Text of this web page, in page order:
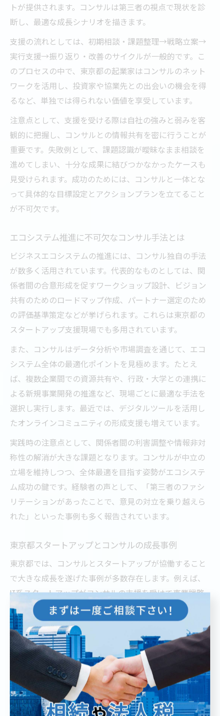
トが提供されます。コンサルは第三者の視点で現状を診
断し、最適な成長シナリオを描きます。
支援の流れとしては、初期相談・課題整理→戦略立案→
実行支援→振り返り・改善のサイクルが一般的です。こ
のプロセスの中で、東京都の起業家はコンサルのネット
ワークを活用し、投資家や協業先との出会いの機会を得
るなど、単独では得られない価値を享受しています。
注意点として、支援を受ける際は自社の強みと弱みを客
観的に把握し、コンサルとの情報共有を密に行うことが
重要です。失敗例として、課題認識が曖昧なまま相談を
進めてしまい、十分な成果に結びつかなかったケースも
見受けられます。成功のためには、コンサルと一体とな
って具体的な目標設定とアクションプランを立てること
が不可欠です。
エコシステム推進に不可欠なコンサル手法とは
ビジネスエコシステムの推進には、コンサル独自の手法
が数多く活用されています。代表的なものとしては、関
係者間の合意形成を促すワークショップ設計、ビジョン
共有のためのロードマップ作成、パートナー選定のため
の評価基準策定などが挙げられます。これらは東京都の
スタートアップ支援現場でも多用されています。
また、コンサルはデータ分析や市場調査を通じて、エコ
システム全体の最適化ポイントを見極めます。たとえ
ば、複数企業間での資源共有や、行政・大学との連携に
よる新規事業開発の推進など、現場ごとに最適な手法を
選択し実行します。最近では、デジタルツールを活用し
たオンラインコミュニティの形成支援も増えています。
実践時の注意点として、関係者間の利害調整や情報非対
称性の解消が大きな課題となります。コンサルが中立の
立場を維持しつつ、全体最適を目指す姿勢がエコシステ
ム成功の鍵です。経験者の声として、「第三者のファシ
リテーションがあったことで、意見の対立を乗り越えら
れた」といった事例も多く報告されています。
東京都スタートアップとコンサルの成長事例
東京都では、コンサルとスタートアップが協働すること
で大きな成長を遂げた事例が多数存在します。例えば、
IT系スタートアップがコンサルの支援を受けて事業戦略
を再構築し、資金調達や新市場進出に成功したケースが
あります。このような事例では、コンサルが事業計画の
精緻化やピッチ資料作成、投資家紹介など多面的なサポ
ートを提供しています。
また、東京都の行政支援プログラムと連携し、社会課題
解決型ビジネスを展開したスタートアップも見受けられ
ます。コンサルはプロジェクトマネジメントやパートナ